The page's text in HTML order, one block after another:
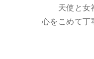
天使と女
心をこめて